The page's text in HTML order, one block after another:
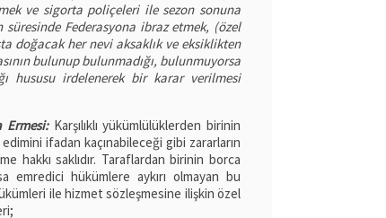
ve sigorta poliçeleri ile sezon sonuna
Federasyona ibraz etmek, (özel
doğacak her nevi aksaklık ve eksiklikten
bulunup bulunmadığı, bulunmuyorsa
hususu irdelenerek bir karar verilmesi
Ermesi: Karşılıklı yükümlülüklerden birinin
ifadan kaçınabileceği gibi zararların
hakkı saklıdır. Taraflardan birinin borca
emredici hükümlere aykırı olmayan bu
ile hizmet sözleşmesine ilişkin özel